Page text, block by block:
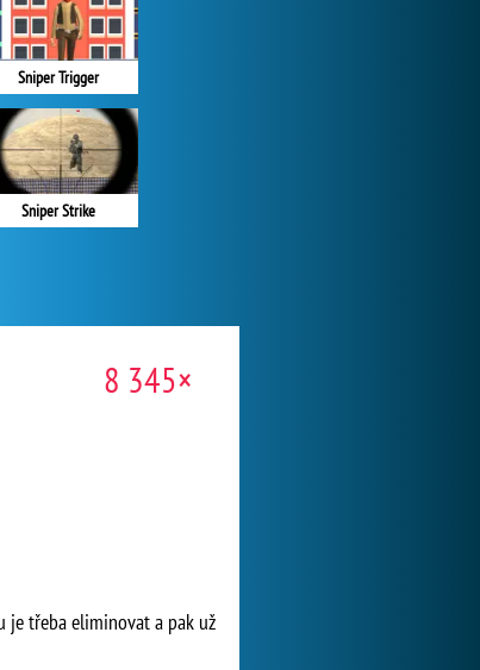
Sniper Trigger
Sniper Strike
8 345×
je třeba eliminovat a pak už